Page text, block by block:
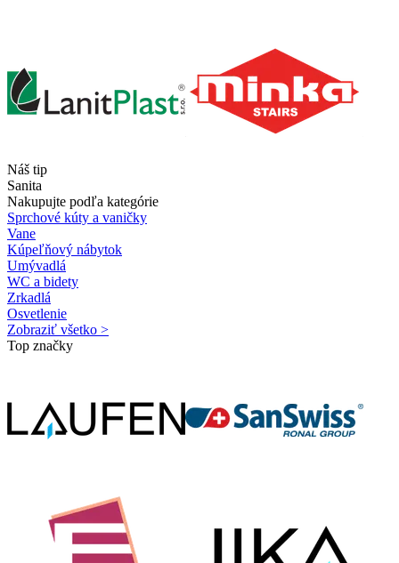
Náš tip
Sanita
Nakupujte podľa kategórie
Sprchové kúty a vaničky
Vane
Kúpeľňový nábytok
Umývadlá
WC a bidety
Zrkadlá
Osvetlenie
Zobraziť všetko >
Top značky